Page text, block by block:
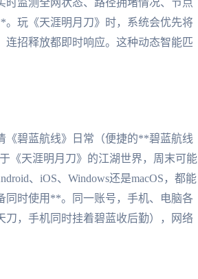
监测全网状态、路径拥堵情况、节点
玩《天涯明月刀》时，系统会优先将
招释放都即时响应。这种动态智能匹
《碧蓝航线》日常（便捷的**碧蓝航线
《天涯明月刀》的江湖世界，周末可能
、iOS、Windows还是macOS，都能
同时使用**。同一账号，手机、电脑各
，手机同时挂着碧蓝收后勤），网络